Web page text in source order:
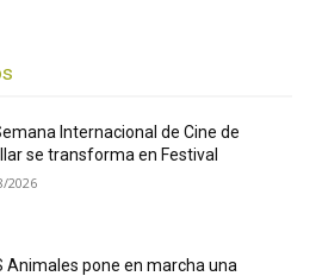
Internacional de Cine de
se transforma en Festival
2026
Animales pone en marcha una